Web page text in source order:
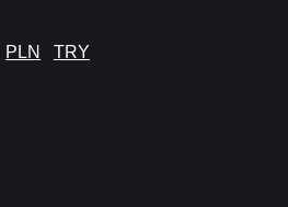
PLN TRY